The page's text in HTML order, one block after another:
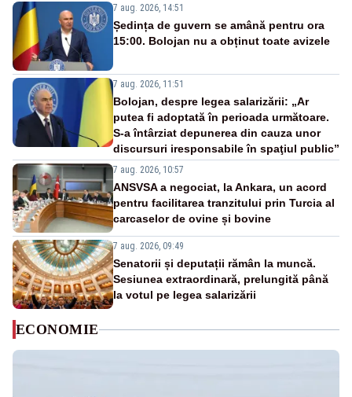
7 aug. 2026, 14:51
Ședința de guvern se amână pentru ora
15:00. Bolojan nu a obținut toate avizele
7 aug. 2026, 11:51
Bolojan, despre legea salarizării: „Ar
putea fi adoptată în perioada următoare.
S-a întârziat depunerea din cauza unor
discursuri iresponsabile în spaţiul public”
7 aug. 2026, 10:57
ANSVSA a negociat, la Ankara, un acord
pentru facilitarea tranzitului prin Turcia al
carcaselor de ovine și bovine
7 aug. 2026, 09:49
Senatorii și deputații rămân la muncă.
Sesiunea extraordinară, prelungită până
la votul pe legea salarizării
ECONOMIE